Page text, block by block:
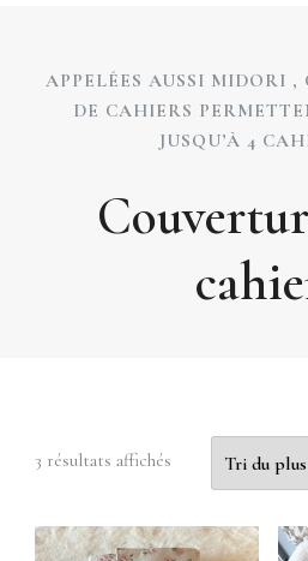
APPELÉES AUSSI MIDORI ,
DE CAHIERS
JUSQU’À 4
3 résultats affichés
récent